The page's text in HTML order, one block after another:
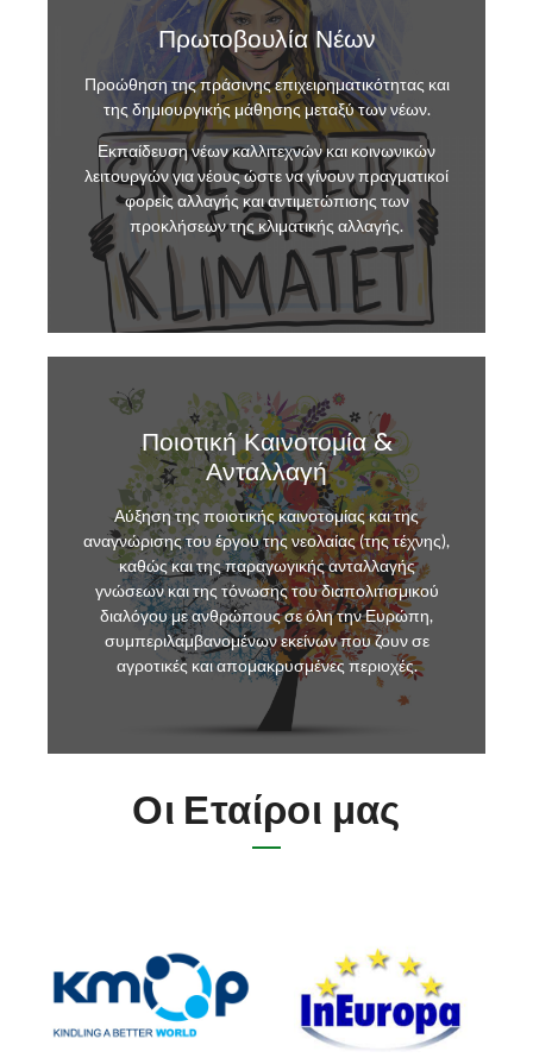
Πρωτοβουλία Νέων
Προώθηση της πράσινης επιχειρηματικότητας και
της δημιουργικής μάθησης μεταξύ των νέων.
Εκπαίδευση νέων καλλιτεχνών και κοινωνικών
λειτουργών για νέους ώστε να γίνουν πραγματικοί
φορείς αλλαγής και αντιμετώπισης των
προκλήσεων της κλιματικής αλλαγής.
Ποιοτική Καινοτομία &
Ανταλλαγή
Αύξηση της ποιοτικής καινοτομίας και της
αναγνώρισης του έργου της νεολαίας (της τέχνης),
καθώς και της παραγωγικής ανταλλαγής
γνώσεων και της τόνωσης του διαπολιτισμικού
διαλόγου με ανθρώπους σε όλη την Ευρώπη,
συμπεριλαμβανομένων εκείνων που ζουν σε
αγροτικές και απομακρυσμένες περιοχές.
Οι Εταίροι μας